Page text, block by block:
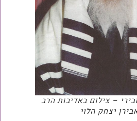
– צילום באדיבות הרב
יצחק הלוי